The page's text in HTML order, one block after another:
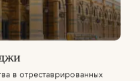
в отреставрированных